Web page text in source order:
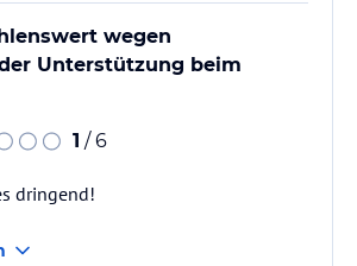
wegen
Unterstützung beim
1 / 6
dringend!